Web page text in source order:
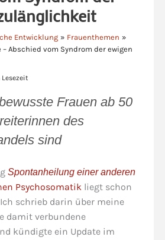
Entwicklung
Frauenthemen
Abschied vom Syndrom der ewigen
Frauen ab 50
des
sind
Spontanheilung einer anderen
Psychosomatik liegt schon
schrieb darin über meine
damit verbundene
kündigte ein Update im